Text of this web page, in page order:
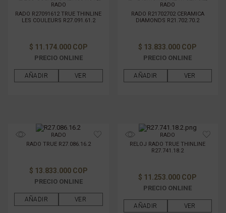
RADO
RADO R27091612 TRUE THINLINE
LES COULEURS R27.091.61.2
$ 11.174.000 COP
PRECIO ONLINE
AÑADIR VER
RADO
RADO R21702702 CERAMICA
DIAMONDS R21.702.70.2
$ 13.833.000 COP
PRECIO ONLINE
AÑADIR VER
RADO
RADO TRUE R27.086.16.2
$ 13.833.000 COP
PRECIO ONLINE
AÑADIR VER
RADO
RELOJ RADO TRUE THINLINE
R27.741.18.2
$ 11.253.000 COP
PRECIO ONLINE
AÑADIR VER